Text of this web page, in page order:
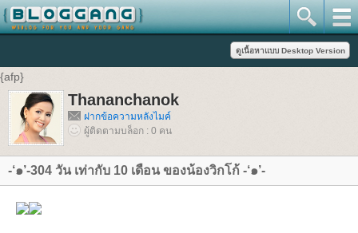
{afp}
Thananchanok
ฝากข้อความหลังไมค์
ผู้ติดตามบล็อก : 0 คน
-‘๑’-304 วัน เท่ากับ 10 เดือน ของน้องวิกโก้ -‘๑’-